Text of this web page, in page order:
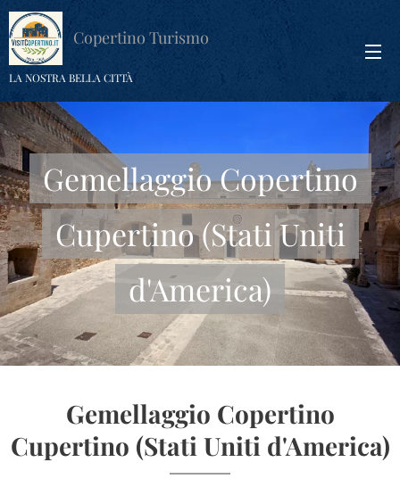
Copertino Turismo
LA NOSTRA BELLA CITTÀ
Gemellaggio Copertino
Cupertino (Stati Uniti
d'America)
Gemellaggio Copertino
Cupertino (Stati Uniti d'America)